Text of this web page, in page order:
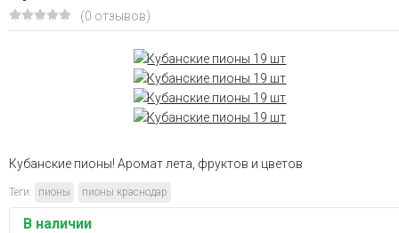
(0 отзывов)
Кубанские пионы! Аромат лета, фруктов и цветов
Теги: пионы пионы краснодар
В наличии